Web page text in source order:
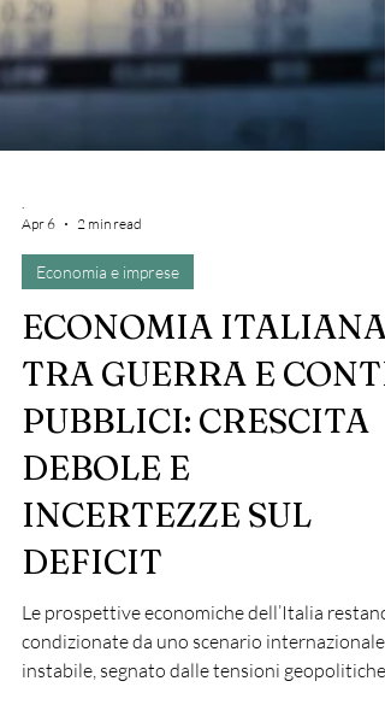
Apr 6
2 min read
Economia e imprese
ECONOMIA ITALIANA
TRA GUERRA E CONTI
PUBBLICI: CRESCITA